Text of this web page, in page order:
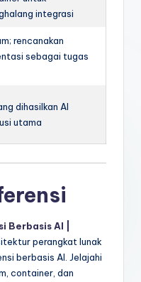
integrasi
rencanakan
sebagai tugas
dihasilkan AI
utama
Berbasis AI |
perangkat lunak
berbasis AI. Jelajahi
container, dan